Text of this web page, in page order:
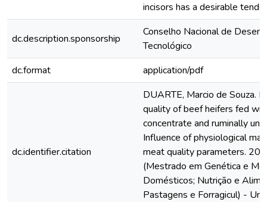
incisors has a desirable
dc.description.sponsorship
Conselho Nacional de
Tecnológico
dc.format
application/pdf
dc.identifier.citation
DUARTE, Marcio de Souza.
quality of beef heifers fed
concentrate and ruminally
Influence of physiological
meat quality parameters.
(Mestrado em Genética e
Domésticos; Nutrição e
Pastagens e Forragicul) -